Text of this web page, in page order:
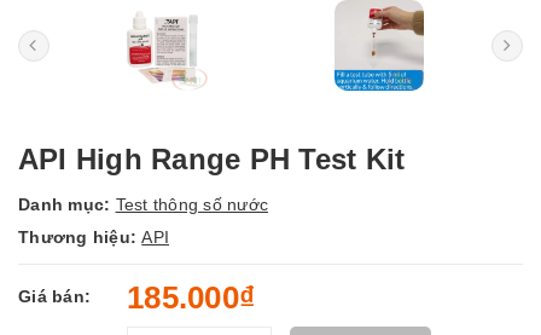
API High Range PH Test Kit
Danh mục: Test thông số nước
Thương hiệu:API
Giá bán: 185.000₫